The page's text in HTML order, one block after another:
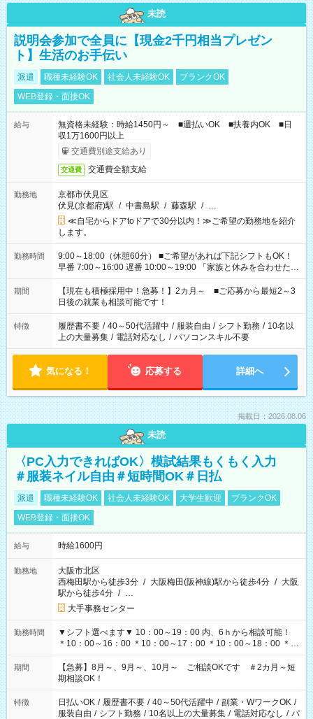
未読
説明会参加で全員に【現金2千円相当プレゼン
ト】生活のお手伝い
派遣 職種未経験OK 社会人未経験OK
ブランクOK
WEB登録・面接OK
給与
無資格未経験：時給1450円～ ■週払いOK ■扶養内OK ■日
収1万1600円以上
交通費別途支給あり
交通費 交通費全額支給
勤務地
京都市伏見区
伏見(京都府)駅 / 中書島駅 / 藤森駅 / …
≪自宅からドアtoドアで30分以内！≫ご希望の勤務地を紹介
します。
勤務時間
9:00～18:00（休憩60分） ■ご希望があれば下記シフトもOK！
早番 7:00～16:00 遅番 10:00～19:00 「家族と休みを合わせた
い」 「余裕を持って夕飯の準備がしたい」 「できれば残業はし
たくない」 など、ご希望を教えてくださいね。 ※Wワーク希望
の方へ 今ご覧のお仕事で希望する勤務時間と、もう1つのお仕事
の勤務時間。 合計で週40時間を超える場合は応募できません。
期間
【現在も積極採用中！急募！】2カ月～ ■ご応募から最短2～3
日後の就業も相談可能です！
特徴 履歴書不要 / 40～50代活躍中 / 服装自由 / シフト勤務 / 10名以
上の大量募集 / 電話対応なし / パソコンスキル不要
気になる！ 応募する 詳細へ
掲載日：2026.08.06
未読
〈PC入力できればOK〉模試結果もくもく入力
＃服装ネイル自由＃短時間OK＃日払
派遣 職種未経験OK 社会人未経験OK 大学生歓迎
ブランクOK
WEB登録・面接OK
給与 時給1600円
勤務地
大阪市北区
西梅田駅から徒歩3分 / 大阪梅田(阪神線)駅から徒歩4分 / 大阪
駅から徒歩4分 / …
大手事務センター
勤務時間
▼シフト選べます▼ 10：00～19：00 内、6ｈから相談可能！
＊10：00～16：00 ＊10：00～17：00 ＊10：00～18：00 ＊
11：00～19：00 ＊12：00～19：00 ＊13：00～19：00
期間
【急募】8月～、9月～、10月～ ご相談OKです ＃2カ月～短
期相談OK！
特徴 日払いOK / 履歴書不要 / 40～50代活躍中 / 副業・WワークOK /
服装自由 / シフト勤務 / 10名以上の大量募集 / 電話対応なし / パ